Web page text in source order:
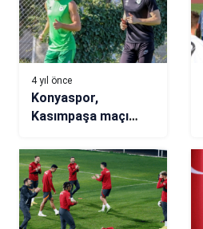
4 yıl önce
Konyaspor,
Kasımpaşa maçı